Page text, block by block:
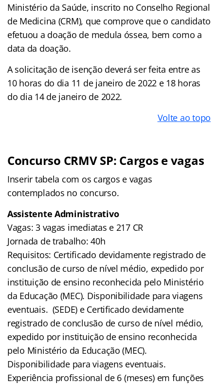
Ministério da Saúde, inscrito no Conselho Regional
de Medicina (CRM), que comprove que o candidato
efetuou a doação de medula óssea, bem como a
data da doação.
A solicitação de isenção deverá ser feita entre as
10 horas do dia 11 de janeiro de 2022 e 18 horas
do dia 14 de janeiro de 2022.
Volte ao topo
Concurso CRMV SP: Cargos e vagas
Inserir tabela com os cargos e vagas
contemplados no concurso.
Assistente Administrativo
Vagas: 3 vagas imediatas e 217 CR
Jornada de trabalho: 40h
Requisitos: Certificado devidamente registrado de
conclusão de curso de nível médio, expedido por
instituição de ensino reconhecida pelo Ministério
da Educação (MEC). Disponibilidade para viagens
eventuais. (SEDE) e Certificado devidamente
registrado de conclusão de curso de nível médio,
expedido por instituição de ensino reconhecida
pelo Ministério da Educação (MEC).
Disponibilidade para viagens eventuais.
Experiência profissional de 6 (meses) em funções